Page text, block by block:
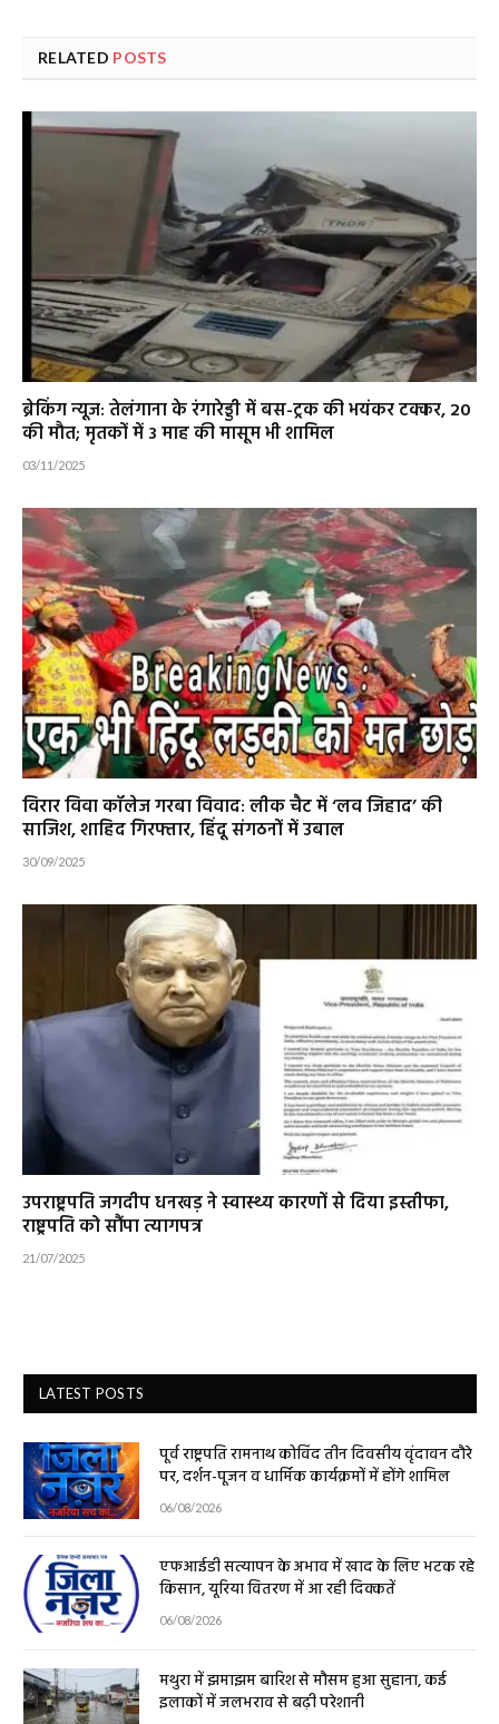
RELATED POSTS
ब्रेकिंग न्यूज: तेलंगाना के रंगारेड्डी में बस-ट्रक की भयंकर टक्कर, 20
की मौत; मृतकों में 3 माह की मासूम भी शामिल
03/11/2025
विरार विवा कॉलेज गरबा विवाद: लीक चैट में ‘लव जिहाद’ की
साजिश, शाहिद गिरफ्तार, हिंदू संगठनों में उबाल
30/09/2025
उपराष्ट्रपति जगदीप धनखड़ ने स्वास्थ्य कारणों से दिया इस्तीफा,
राष्ट्रपति को सौंपा त्यागपत्र
21/07/2025
LATEST POSTS
पूर्व राष्ट्रपति रामनाथ कोविंद तीन दिवसीय वृंदावन दौरे
पर, दर्शन-पूजन व धार्मिक कार्यक्रमों में होंगे शामिल
06/08/2026
एफआईडी सत्यापन के अभाव में खाद के लिए भटक रहे
किसान, यूरिया वितरण में आ रही दिक्कतें
06/08/2026
मथुरा में झमाझम बारिश से मौसम हुआ सुहाना, कई
इलाकों में जलभराव से बढ़ी परेशानी